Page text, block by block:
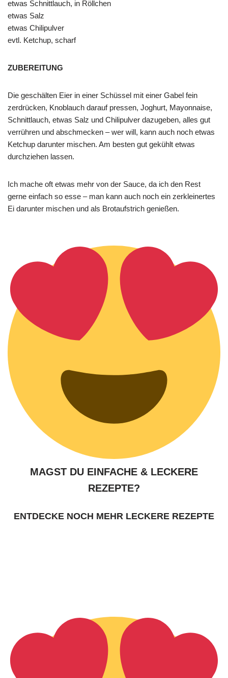
etwas Schnittlauch, in Röllchen
etwas Salz
etwas Chilipulver
evtl. Ketchup, scharf
ZUBEREITUNG
Die geschälten Eier in einer Schüssel mit einer Gabel fein
zerdrücken, Knoblauch darauf pressen, Joghurt, Mayonnaise,
Schnittlauch, etwas Salz und Chilipulver dazugeben, alles gut
verrühren und abschmecken – wer will, kann auch noch etwas
Ketchup darunter mischen. Am besten gut gekühlt etwas
durchziehen lassen.
Ich mache oft etwas mehr von der Sauce, da ich den Rest
gerne einfach so esse – man kann auch noch ein zerkleinertes
Ei darunter mischen und als Brotaufstrich genießen.
MAGST DU EINFACHE & LECKERE
REZEPTE?
ENTDECKE NOCH MEHR LECKERE REZEPTE